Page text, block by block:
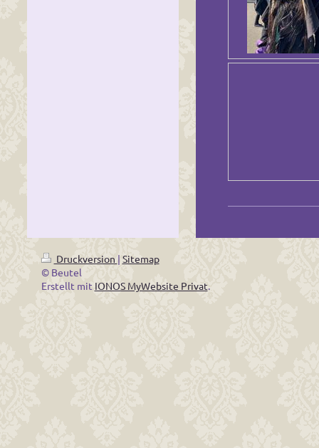
Druckversion | Sitemap
© Beutel
Erstellt mit IONOS MyWebsite Privat.